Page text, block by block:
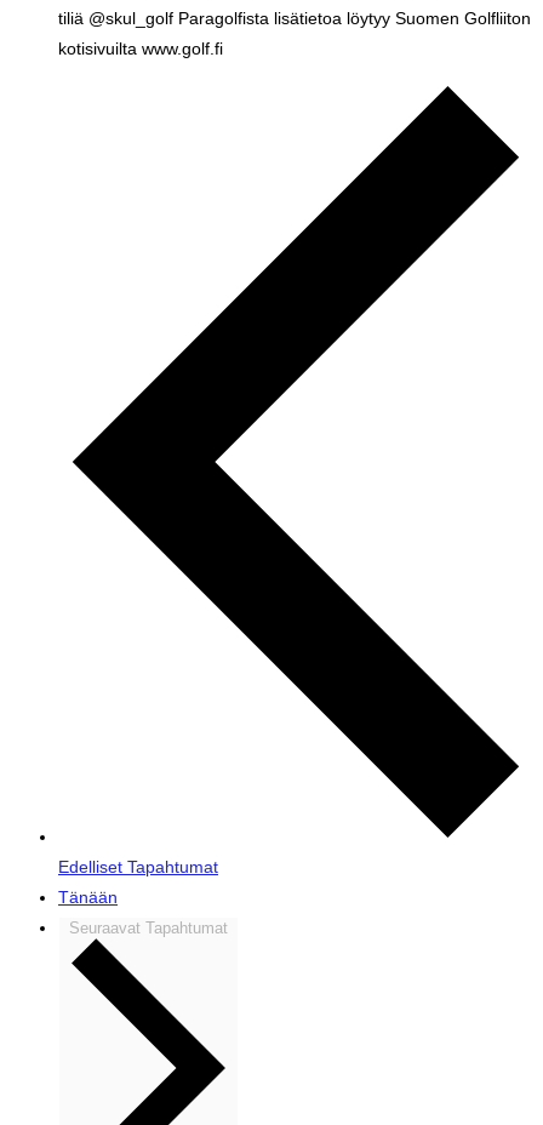
tiliä @skul_golf Paragolfista lisätietoa löytyy Suomen Golfliiton
kotisivuilta www.golf.fi
Edelliset Tapahtumat
Tänään
Seuraavat Tapahtumat